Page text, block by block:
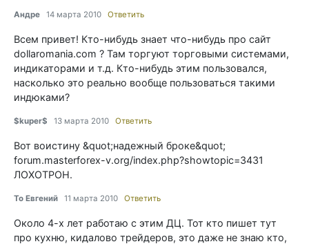
Андре 14 марта 2010 Ответить
Всем привет! Кто-нибудь знает что-нибудь про сайт
dollaromania.com ? Там торгуют торговыми системами,
индикаторами и т.д. Кто-нибудь этим пользовался,
насколько это реально вообще пользоваться такими
индюками?
$kuper$ 13 марта 2010 Ответить
Вот воистину &quot;надежный броке&quot;
forum.masterforex-v.org/index.php?showtopic=3431
ЛОХОТРОН.
To Евгений 11 марта 2010 Ответить
Около 4-х лет работаю с этим ДЦ. Тот кто пишет тут
про кухню, кидалово трейдеров, это даже не знаю кто,